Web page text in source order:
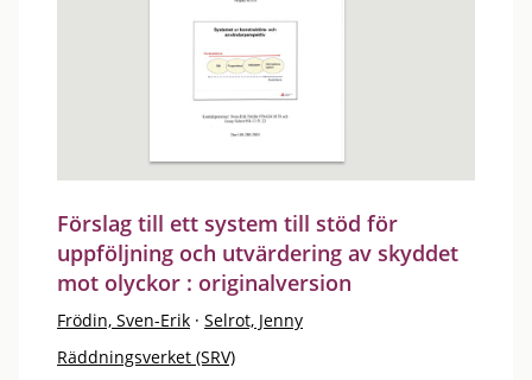
Förslag till ett system till stöd för
uppföljning och utvärdering av skyddet
mot olyckor : originalversion
Frödin, Sven-Erik · Selrot, Jenny
Räddningsverket (SRV)